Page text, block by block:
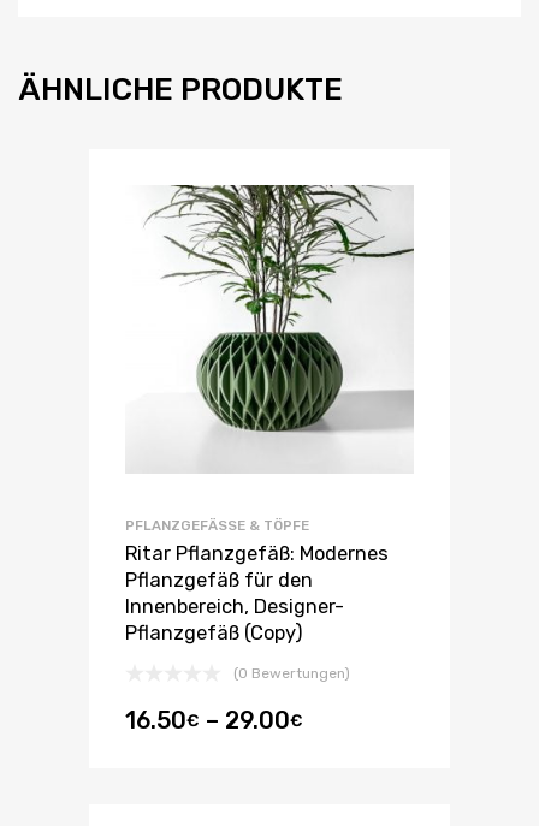
ÄHNLICHE PRODUKTE
PFLANZGEFÄSSE & TÖPFE
Ritar Pflanzgefäß: Modernes
Pflanzgefäß für den
Innenbereich, Designer-
Pflanzgefäß (Copy)
(0 Bewertungen)
16.50€ – 29.00€